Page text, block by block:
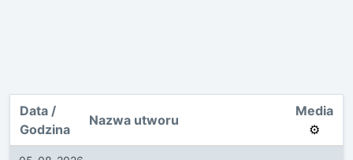
Data /
Godzina
Nazwa utworu
Media
⚙️